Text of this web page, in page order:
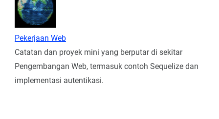
Pekerjaan Web
Catatan dan proyek mini yang berputar di sekitar
Pengembangan Web, termasuk contoh Sequelize dan
implementasi autentikasi.